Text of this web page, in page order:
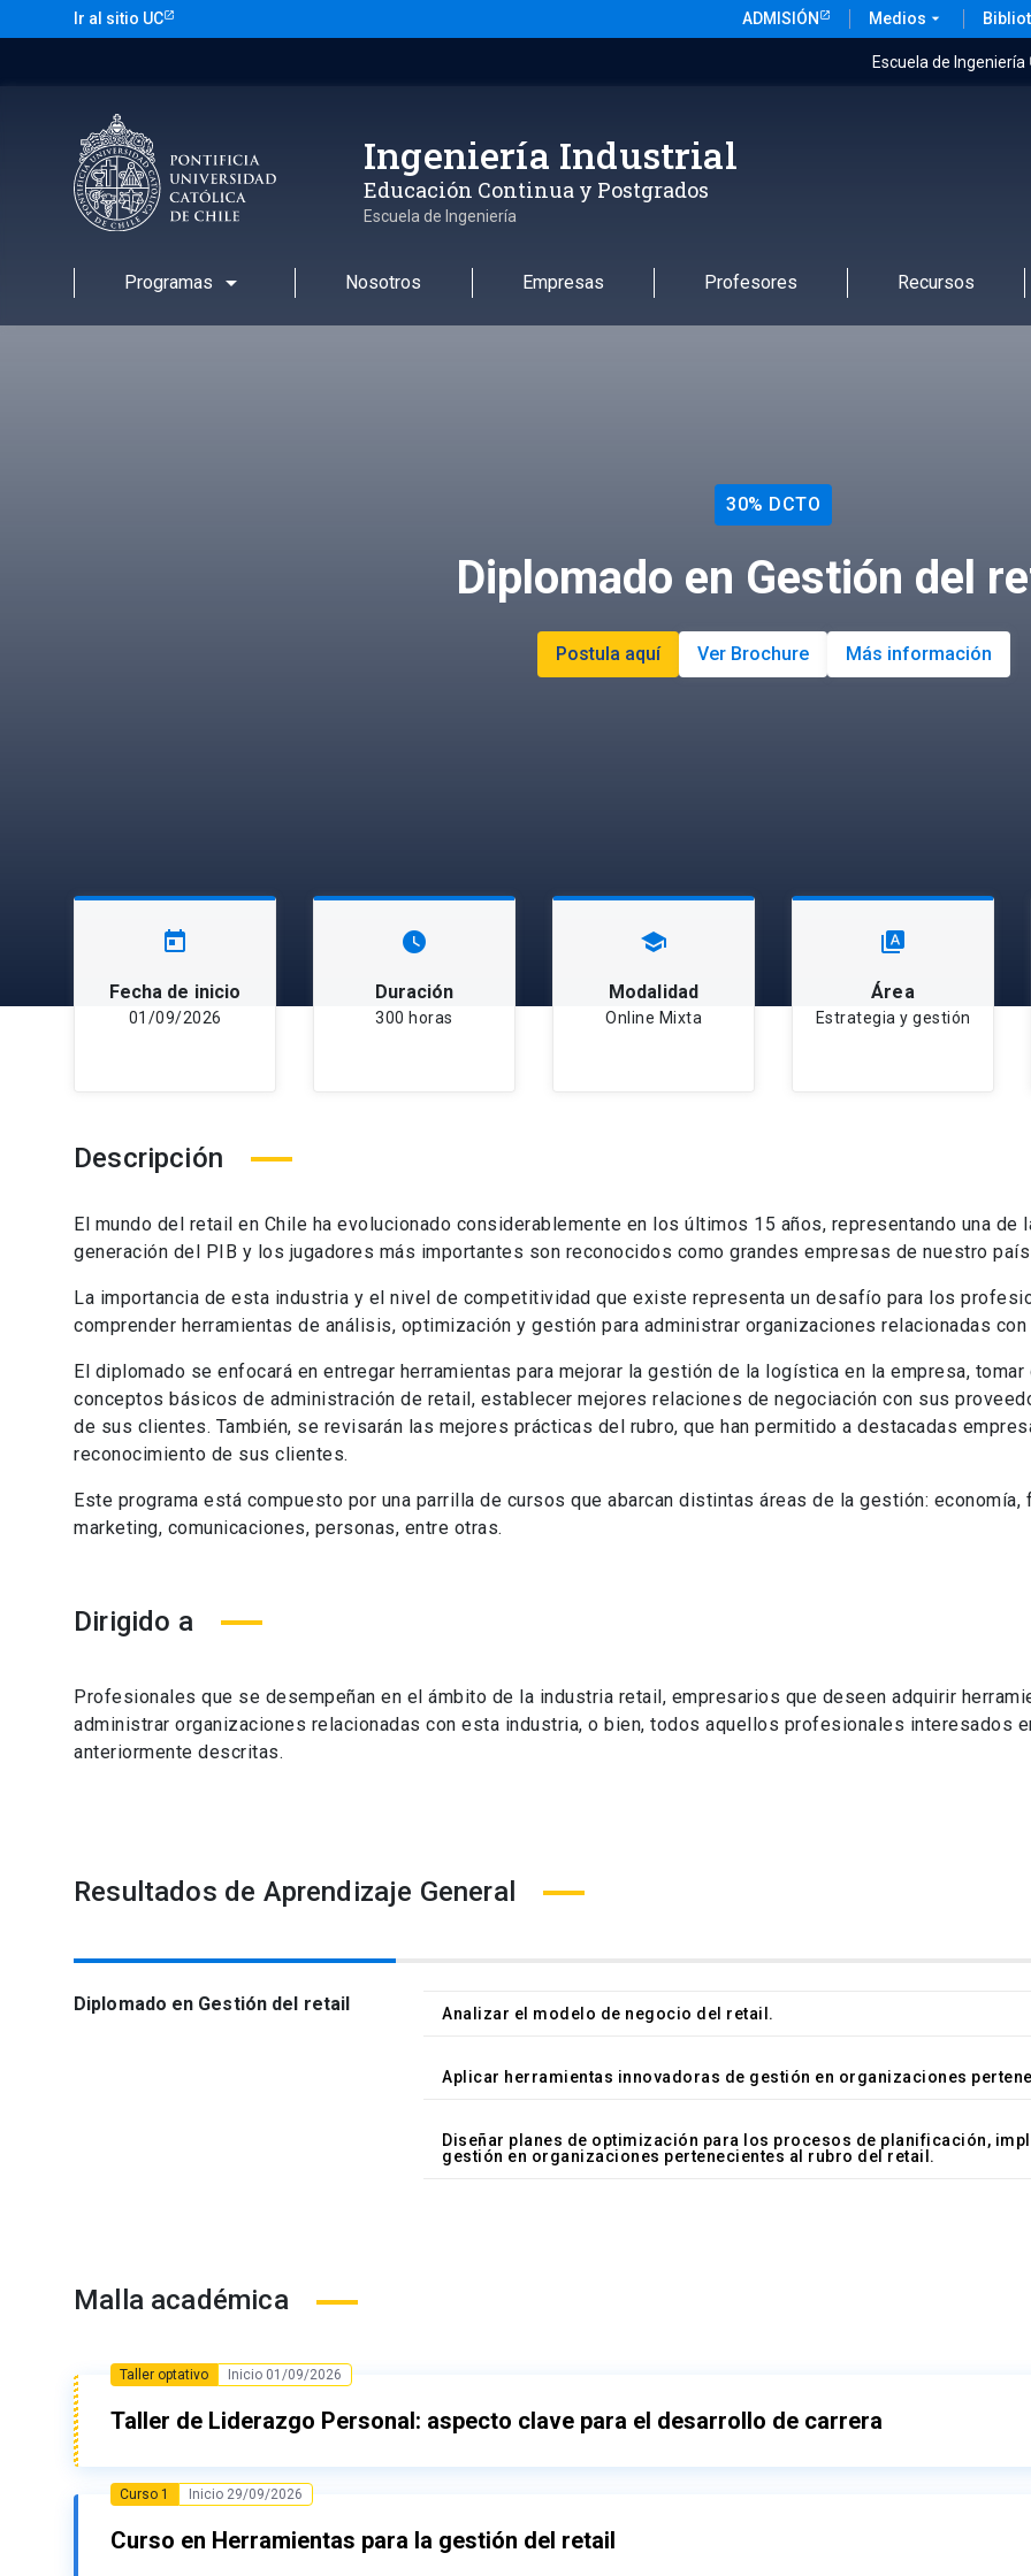
al
Ir al sitio UC ADMISIÓN Medios arrow_drop_down
Escuela de Ingeniería
Ingeniería Industrial
Educación Continua y Postgrados
Escuela de Ingeniería
Programas arrow_drop_down Nosotros Empresas Profesores Recursos
30% DCTO
Diplomado en Gestión del
Postula aquí Ver Brochure Más información
today
Fecha de inicio
01/09/2026
watch_later
Duración
300 horas
school
Modalidad
Online Mixta
type_specimen
Área
Estrategia y gestión
Descripción
El mundo del retail en Chile ha evolucionado considerablemente en los últimos 15 años, representando una
generación del PIB y los jugadores más importantes son reconocidos como grandes empresas de nuestro
La importancia de esta industria y el nivel de competitividad que existe representa un desafío para los
comprender herramientas de análisis, optimización y gestión para administrar organizaciones relacionadas
El diplomado se enfocará en entregar herramientas para mejorar la gestión de la logística en la empresa,
conceptos básicos de administración de retail, establecer mejores relaciones de negociación con sus
de sus clientes. También, se revisarán las mejores prácticas del rubro, que han permitido a destacadas
reconocimiento de sus clientes.
Este programa está compuesto por una parrilla de cursos que abarcan distintas áreas de la gestión:
marketing, comunicaciones, personas, entre otras.
Dirigido a
Profesionales que se desempeñan en el ámbito de la industria retail, empresarios que deseen adquirir
administrar organizaciones relacionadas con esta industria, o bien, todos aquellos profesionales interesados
anteriormente descritas.
Resultados de Aprendizaje General
Diplomado en Gestión del retail Analizar el modelo de negocio del retail.
Aplicar herramientas innovadoras de gestión en organizaciones
Diseñar planes de optimización para los procesos de planificación,
gestión en organizaciones pertenecientes al rubro del retail.
Malla académica
Taller optativo Inicio 01/09/2026
Taller de Liderazgo Personal: aspecto clave para el desarrollo de carrera
Contenido
Curso 1 Inicio 29/09/2026
Curso en Herramientas para la gestión del retail